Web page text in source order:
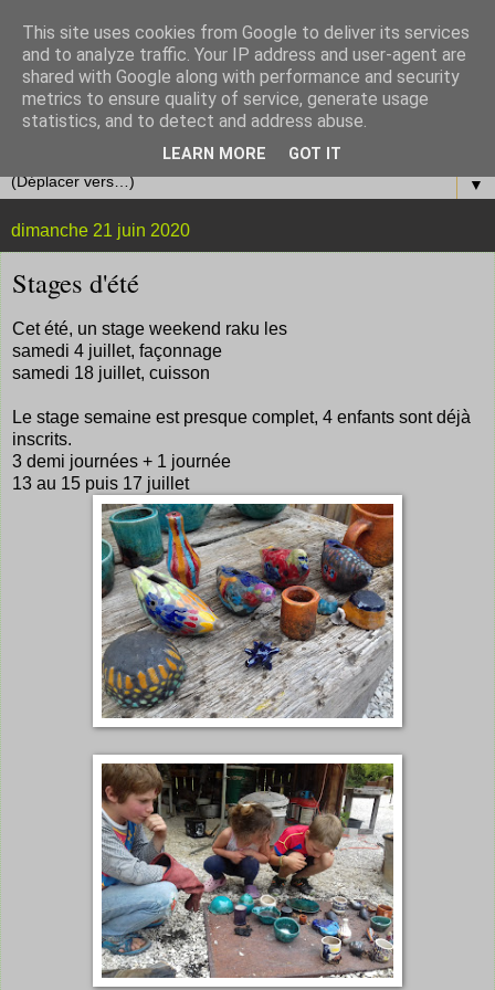
▼
dimanche 21 juin 2020
Stages d'été
Cet été, un stage weekend raku les
samedi 4 juillet, façonnage
samedi 18 juillet, cuisson
Le stage semaine est presque complet, 4 enfants sont déjà
inscrits.
3 demi journées + 1 journée
13 au 15 puis 17 juillet
This site uses cookies from Google to deliver its services
and to analyze traffic. Your IP address and user-agent are
shared with Google along with performance and security
metrics to ensure quality of service, generate usage
statistics, and to detect and address abuse.
LEARN MORE GOT IT